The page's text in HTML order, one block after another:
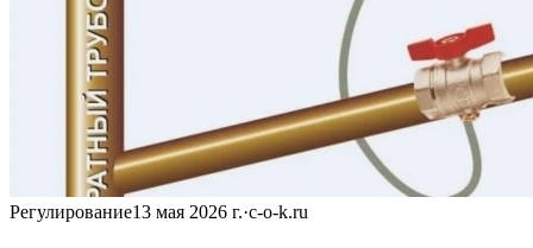
Регулирование13 мая 2026 г.·c-o-k.ru